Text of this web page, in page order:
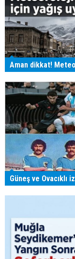
Aman dikkat!
Güneş ve Ovacıklı